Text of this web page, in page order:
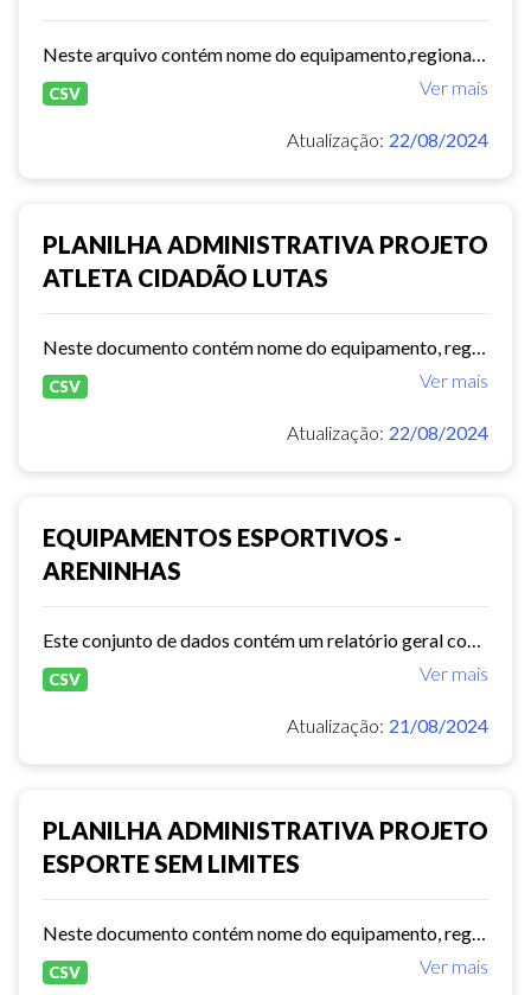
Ver mais
CSV
Atualização: 22/08/2024
PLANILHA ADMINISTRATIVA PROJETO
ATLETA CIDADÃO LUTAS
Ver mais
CSV
Atualização: 22/08/2024
EQUIPAMENTOS ESPORTIVOS -
ARENINHAS
Ver mais
CSV
Atualização: 21/08/2024
PLANILHA ADMINISTRATIVA PROJETO
ESPORTE SEM LIMITES
Ver mais
CSV